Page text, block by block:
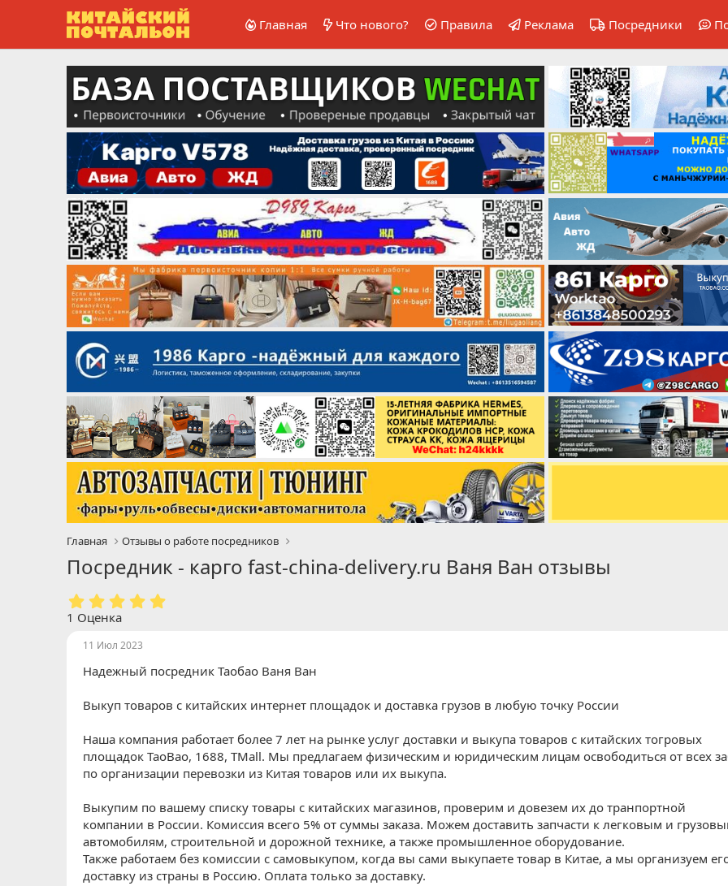
Главная Что нового? Правила Реклама Посредники
Главная Отзывы о работе посредников
Посредник - карго fast-china-delivery.ru Ваня Ван отзывы
в
з
1 Оценка
11 Июл 2023
Надежный посредник Таобао Ваня Ван
Выкуп товаров с китайских интернет площадок и доставка грузов в любую точку России
Наша компания работает более 7 лет на рынке услуг доставки и выкупа товаров с китайских тогровых
площадок TaoBao, 1688, TMall. Мы предлагаем физическим и юридическим лицам освободиться от всех
по организации перевозки из Китая товаров или их выкупа.
Выкупим по вашему списку товары с китайских магазинов, проверим и довезем их до транпортной
компании в России. Комиссия всего 5% от суммы заказа. Можем доставить запчасти к легковым и
автомобилям, строительной и дорожной технике, а также промышленное оборудование.
Также работаем без комиссии с самовыкупом, когда вы сами выкупаете товар в Китае, а мы организуем
доставку из страны в Россию. Оплата только за доставку.